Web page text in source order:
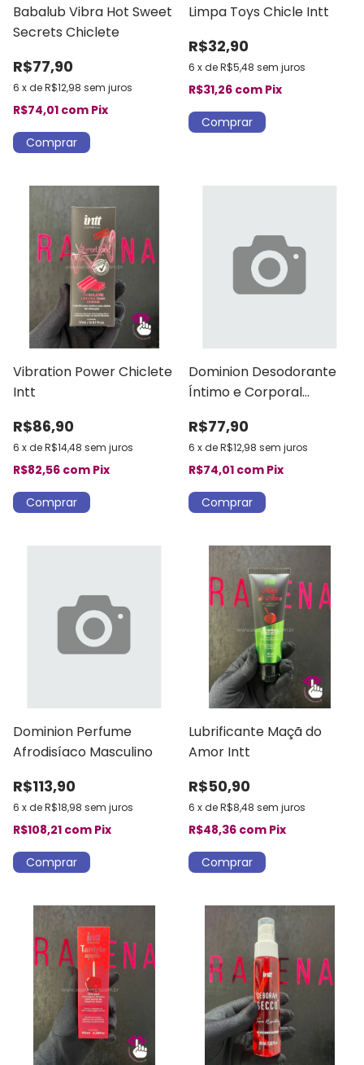
Babalub Vibra Hot Sweet
Secrets Chiclete
R$77,90
6 xdeR$12,98 sem juros
R$74,01 com Pix
Limpa Toys Chicle Intt
R$32,90
6 xdeR$5,48 sem juros
R$31,26 com Pix
Vibration Power Chiclete
Intt
R$86,90
6 xdeR$14,48 sem juros
R$82,56 com Pix
Dominion Desodorante
Íntimo e Corporal
R$77,90
6 xdeR$12,98 sem juros
R$74,01 com Pix
Dominion Perfume
Afrodisíaco Masculino
R$113,90
6 xdeR$18,98 sem juros
R$108,21 com Pix
Lubrificante Maçã do
Amor Intt
R$50,90
6 xdeR$8,48 sem juros
R$48,36 com Pix